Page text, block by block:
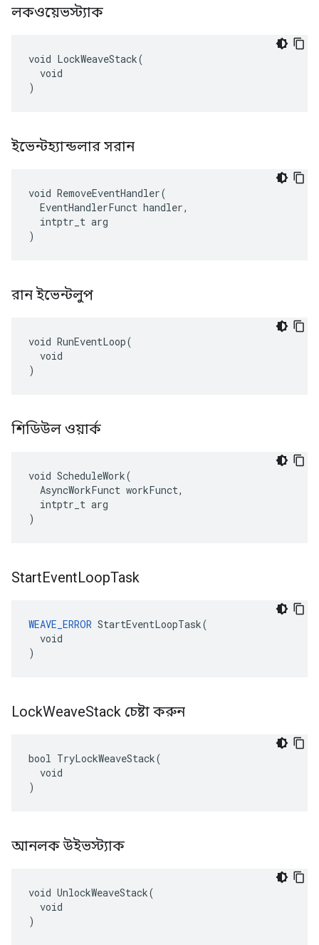
লকওয়েভস্ট্যাক
void LockWeaveStack(
  void
)
ইভেন্টহ্যান্ডলার সরান
void RemoveEventHandler(
  EventHandlerFunct handler,
  intptr_t arg
)
রান ইভেন্টলুপ
void RunEventLoop(
  void
)
শিডিউল ওয়ার্ক
void ScheduleWork(
  AsyncWorkFunct workFunct,
  intptr_t arg
)
StartEventLoopTask
WEAVE_ERROR StartEventLoopTask(
  void
)
LockWeaveStack চেষ্টা করুন
bool TryLockWeaveStack(
  void
)
আনলক উইভস্ট্যাক
void UnlockWeaveStack(
  void
)